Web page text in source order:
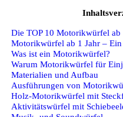
Die TOP 10 Motorikwürfel
Motorikwürfel ab 1 Jahr – Ein
Was ist ein Motorikwürfel?
Warum Motorikwürfel für
Materialien und Aufbau
Ausführungen von
Holz-Motorikwürfel mit
Aktivitätswürfel mit